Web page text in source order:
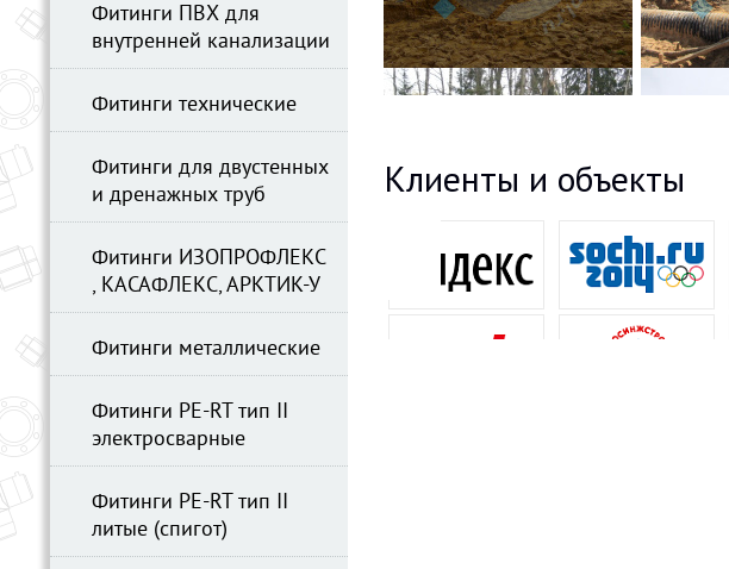
Клиенты и объекты
Фитинги ПВХ для
внутренней канализации
Фитинги технические
Фитинги для двустенных
и дренажных труб
Фитинги ИЗОПРОФЛЕКС
, КАСАФЛЕКС, АРКТИК-У
Фитинги металлические
Фитинги PE-RT тип II
электросварные
Фитинги PE-RT тип II
литые (спигот)